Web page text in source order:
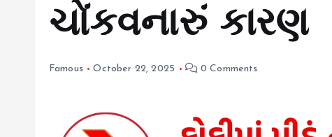
ચોંકવનારું કારણ
Famous October 22, 2025 0 Comments